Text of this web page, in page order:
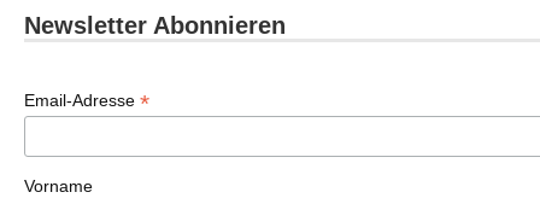
Newsletter Abonnieren
Email-Adresse *
Vorname